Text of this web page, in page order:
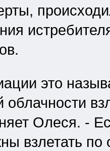
это
облачности
Олеся. -
взлетать